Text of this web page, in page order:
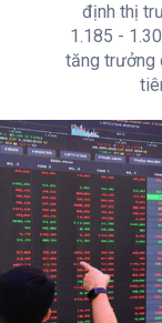
định thị
1.185 -
tăng trưởng